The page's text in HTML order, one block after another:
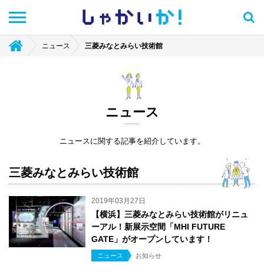
しゃかい か！
ニュース 三菱みなとみらい技術館
ニュース
ニュースに関する記事を紹介しています。
三菱みなとみらい技術館
2019年03月27日
【横浜】三菱みなとみらい技術館がリニュ
ーアル！新展示空間「MHI FUTURE
GATE」がオープンしています！
ニュース お知らせ